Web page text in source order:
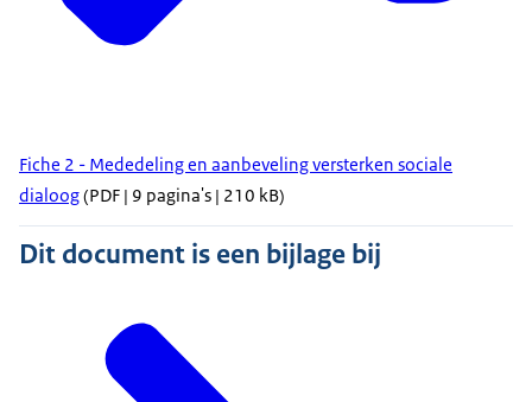
Fiche 2 - Mededeling en aanbeveling versterken sociale
dialoog(PDF | 9 pagina's | 210 kB)
Dit document is een bijlage bij